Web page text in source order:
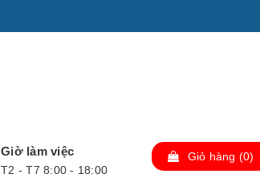
Giờ làm việc
T2 - T7 8:00 - 18:00
Giỏ hàng (0)